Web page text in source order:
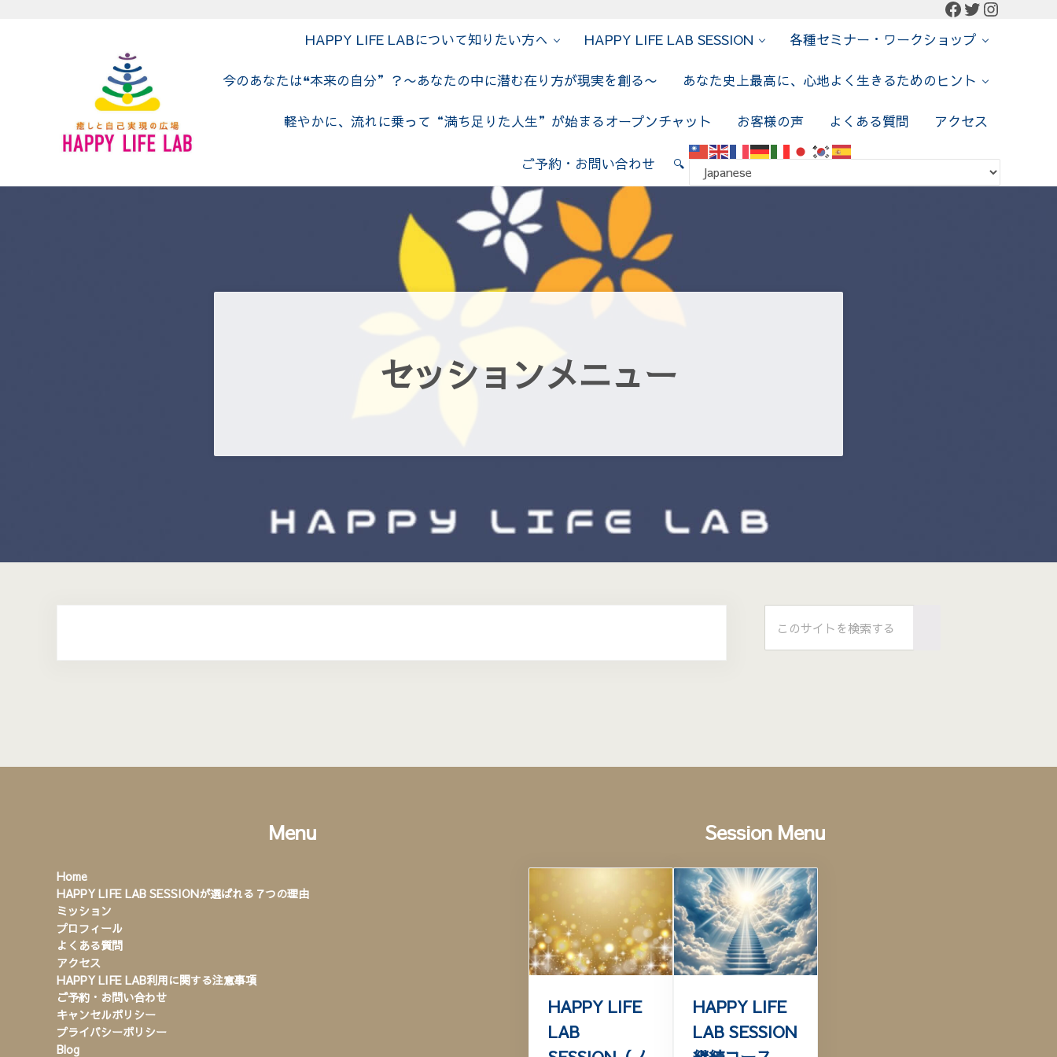
Facebook
Twitter
HAPPY LIFE LABについて知りたい方へ HAPPY LIFE LAB SESSION 各種セミナー・ワークショップ
今のあなたは❝本来の自分”？〜あなたの中に潜む在り方が現実を創る〜 あなた史上最高に、心地よく生きるためのヒント
軽やかに、流れに乗って“満ち足りた人生”が始まるオープンチャット お客様の声 よくある質問 アクセス
ご予約・お問い合わせ Search
🔍
セッションメニュー
Sidebar
Menu
Home
HAPPY LIFE LAB SESSIONが選ばれる７つの理由
ミッション
プロフィール
よくある質問
アクセス
HAPPY LIFE LAB利用に関する注意事項
ご予約・お問い合わせ
キャンセルポリシー
プライバシーポリシー
Blog
Session Menu
HAPPY LIFE
LAB
HAPPY LIFE
LAB SESSION